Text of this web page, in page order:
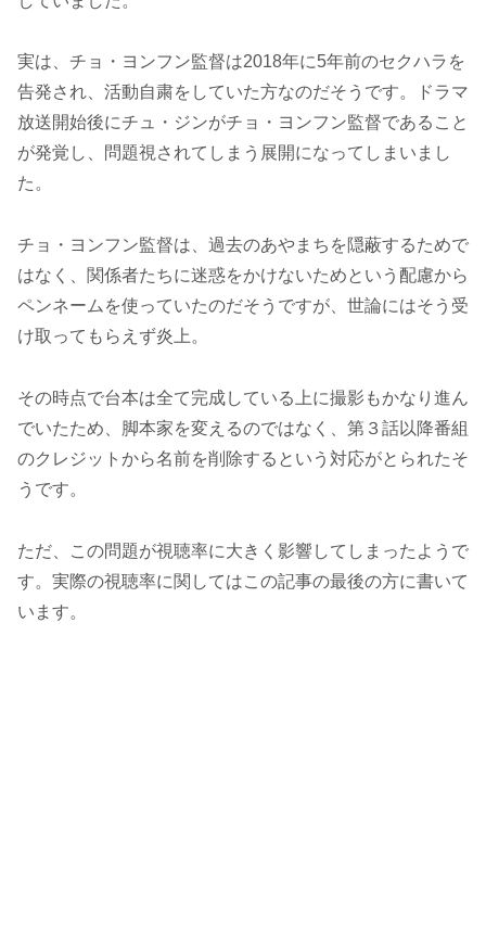
実は、チョ・ヨンフン監督は2018年に5年前のセクハラを
告発され、活動自粛をしていた方なのだそうです。ドラマ
放送開始後にチュ・ジンがチョ・ヨンフン監督であること
が発覚し、問題視されてしまう展開になってしまいまし
た。
チョ・ヨンフン監督は、過去のあやまちを隠蔽するためで
はなく、関係者たちに迷惑をかけないためという配慮から
ペンネームを使っていたのだそうですが、世論にはそう受
け取ってもらえず炎上。
その時点で台本は全て完成している上に撮影もかなり進ん
でいたため、脚本家を変えるのではなく、第３話以降番組
のクレジットから名前を削除するという対応がとられたそ
うです。
ただ、この問題が視聴率に大きく影響してしまったようで
す。実際の視聴率に関してはこの記事の最後の方に書いて
います。